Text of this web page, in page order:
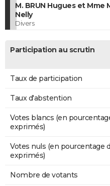
M. BRUN Hugues et Mme
Nelly
Divers
Participation au scrutin
Taux de participation
Taux d'abstention
Votes blancs (en
exprimés)
Votes nuls (en pourcentage
exprimés)
Nombre de votants